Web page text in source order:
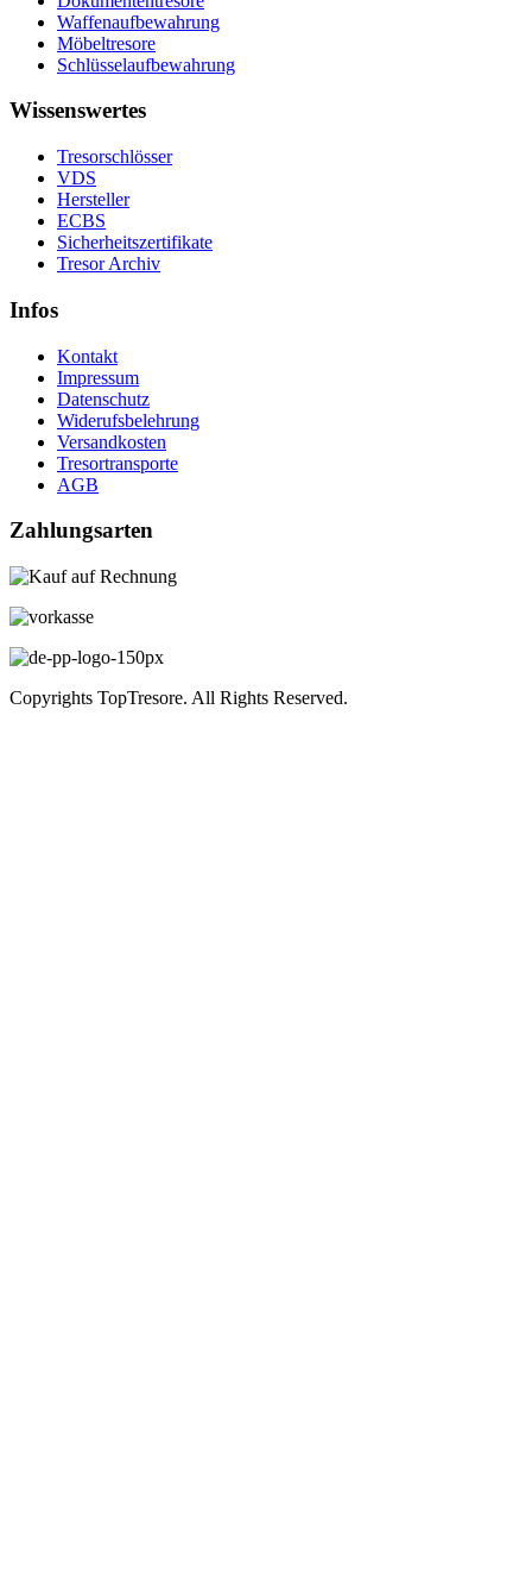
Waffenaufbewahrung
Möbeltresore
Schlüsselaufbewahrung
Wissenswertes
Tresorschlösser
VDS
Hersteller
ECBS
Sicherheitszertifikate
Tresor Archiv
Infos
Kontakt
Impressum
Datenschutz
Widerufsbelehrung
Versandkosten
Tresortransporte
AGB
Zahlungsarten
Copyrights TopTresore. All Rights Reserved.